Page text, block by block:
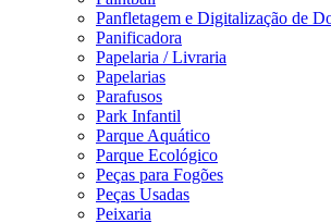
Panfletagem e Digitalização de
Panificadora
Papelaria / Livraria
Papelarias
Parafusos
Park Infantil
Parque Aquático
Parque Ecológico
Peças para Fogões
Peças Usadas
Peixaria